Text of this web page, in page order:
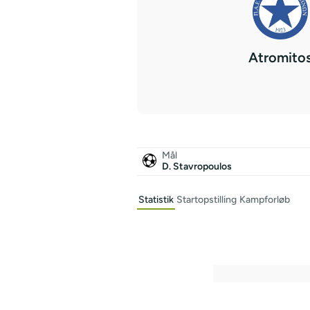
Mål
D. Stavropoulos
Statistik Startopstilling Kampforløb